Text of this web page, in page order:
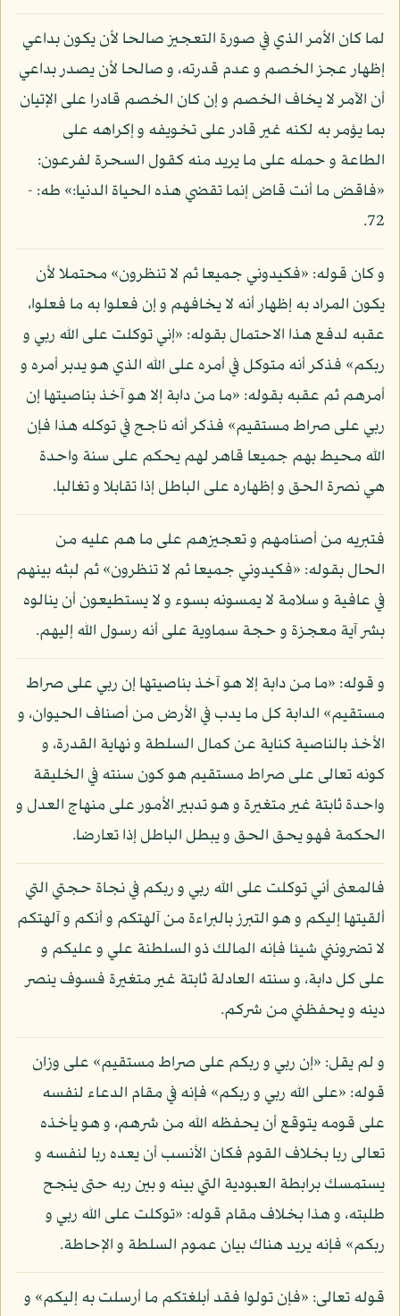
لما كان الأمر الذي في صورة التعجيز صالحا لأن يكون بداعي
إظهار عجز الخصم و عدم قدرته، و صالحا لأن يصدر بداعي
أن الآمر لا يخاف الخصم و إن كان الخصم قادرا على الإتيان
بما يؤمر به لكنه غير قادر على تخويفه و إكراهه على
الطاعة و حمله على ما يريد منه كقول السحرة لفرعون:
«فاقض ما أنت قاض إنما تقضي هذه الحياة الدنيا:» طه: -
72.
و كان قوله: «فكيدوني جميعا ثم لا تنظرون» محتملا لأن
يكون المراد به إظهار أنه لا يخافهم و إن فعلوا به ما فعلوا،
عقبه لدفع هذا الاحتمال بقوله: «إني توكلت على الله ربي و
ربكم» فذكر أنه متوكل في أمره على الله الذي هو يدبر أمره و
أمرهم ثم عقبه بقوله: «ما من دابة إلا هو آخذ بناصيتها إن
ربي على صراط مستقيم» فذكر أنه ناجح في توكله هذا فإن
الله محيط بهم جميعا قاهر لهم يحكم على سنة واحدة
هي نصرة الحق و إظهاره على الباطل إذا تقابلا و تغالبا.
فتبريه من أصنامهم و تعجيزهم على ما هم عليه من
الحال بقوله: «فكيدوني جميعا ثم لا تنظرون» ثم لبثه بينهم
في عافية و سلامة لا يمسونه بسوء و لا يستطيعون أن ينالوه
بشر آية معجزة و حجة سماوية على أنه رسول الله إليهم.
و قوله: «ما من دابة إلا هو آخذ بناصيتها إن ربي على صراط
مستقيم» الدابة كل ما يدب في الأرض من أصناف الحيوان، و
الأخذ بالناصية كناية عن كمال السلطة و نهاية القدرة، و
كونه تعالى على صراط مستقيم هو كون سنته في الخليقة
واحدة ثابتة غير متغيرة و هو تدبير الأمور على منهاج العدل و
الحكمة فهو يحق الحق و يبطل الباطل إذا تعارضا.
فالمعنى أني توكلت على الله ربي و ربكم في نجاة حجتي التي
ألقيتها إليكم و هو التبرز بالبراءة من آلهتكم و أنكم و آلهتكم
لا تضرونني شيئا فإنه المالك ذو السلطنة علي و عليكم و
على كل دابة، و سنته العادلة ثابتة غير متغيرة فسوف ينصر
دينه و يحفظني من شركم.
و لم يقل: «إن ربي و ربكم على صراط مستقيم» على وزان
قوله: «على الله ربي و ربكم» فإنه في مقام الدعاء لنفسه
على قومه يتوقع أن يحفظه الله من شرهم، و هو يأخذه
تعالى ربا بخلاف القوم فكان الأنسب أن يعده ربا لنفسه و
يستمسك برابطة العبودية التي بينه و بين ربه حتى ينجح
طلبته، و هذا بخلاف مقام قوله: «توكلت على الله ربي و
ربكم» فإنه يريد هناك بيان عموم السلطة و الإحاطة.
قوله تعالى: «فإن تولوا فقد أبلغتكم ما أرسلت به إليكم» و